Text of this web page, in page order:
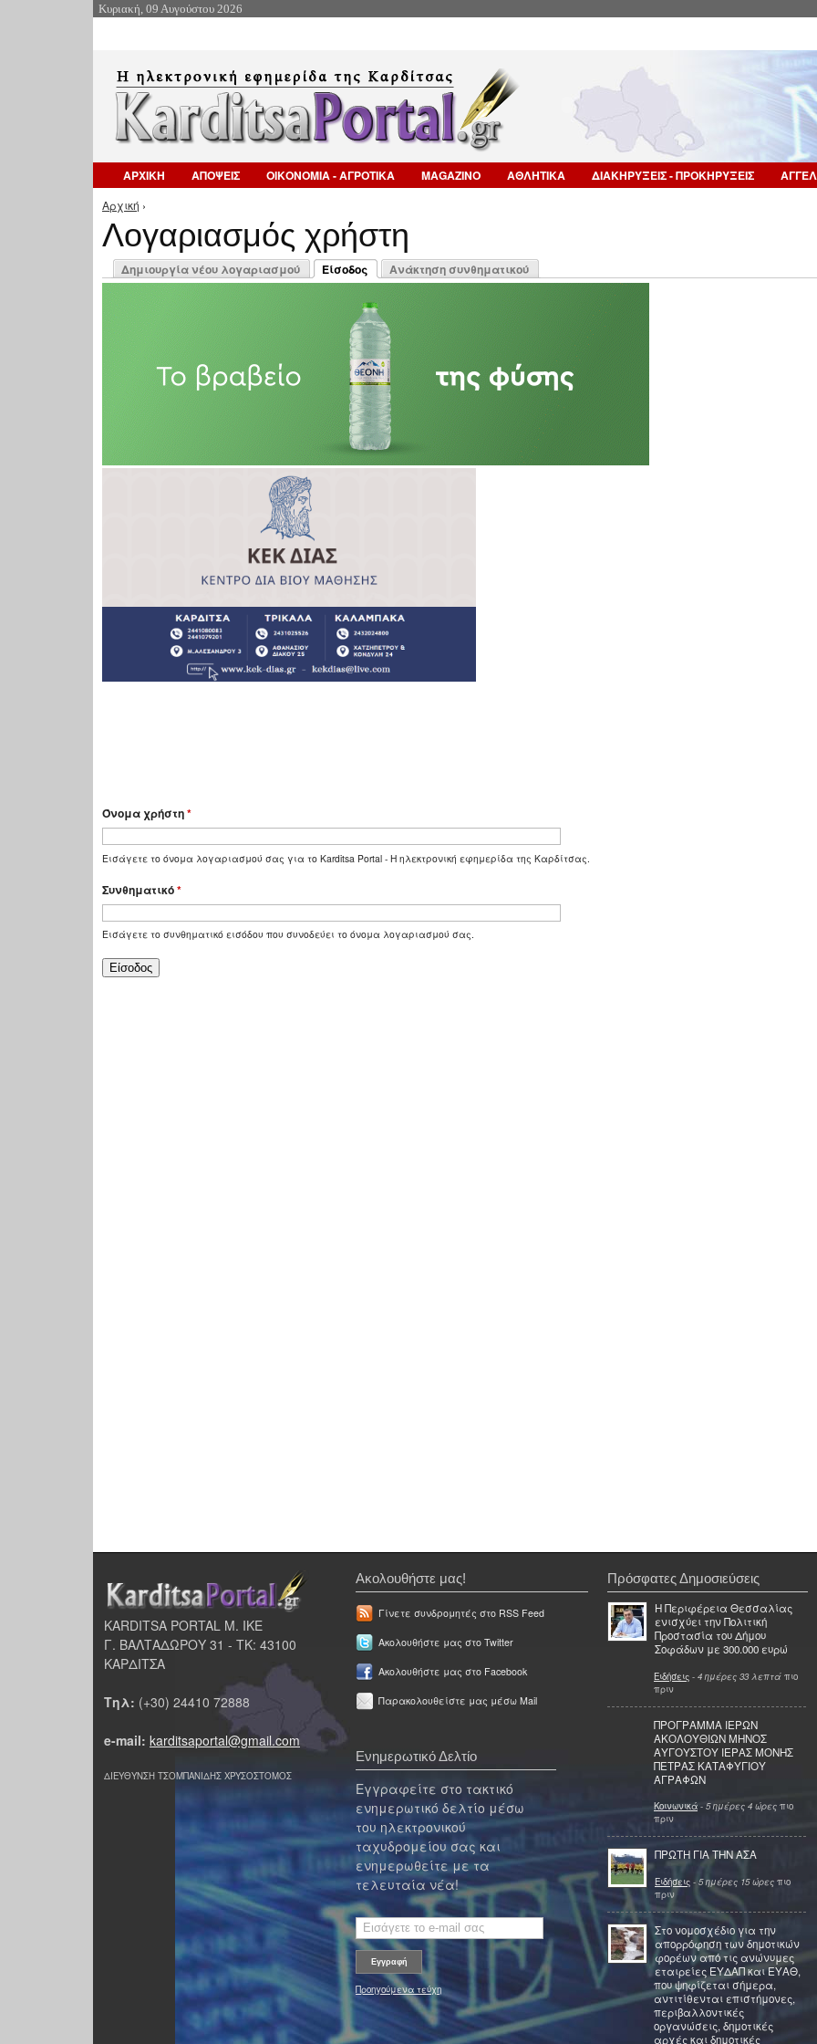
Κυριακή, 09 Αυγούστου 2026
ΑΡΧΙΚΗ ΑΠΟΨΕΙΣ ΟΙΚΟΝΟΜΙΑ - ΑΓΡΟΤΙΚΑ MAGAZINO ΑΘΛΗΤΙΚΑ ΔΙΑΚΗΡΥΞΕΙΣ - ΠΡΟΚΗΡΥΞΕΙΣ
Είστε εδώ
Αρχική ›
Λογαριασμός χρήστη
Πρωτεύουσες καρτέλες
Δημιουργία νέου λογαριασμού
Είσοδος
(ενεργή καρτέλα)
Ανάκτηση συνθηματικού
Όνομα χρήστη*
Εισάγετε το όνομα λογαριασμού σας για το Karditsa Portal - Η ηλεκτρονική εφημερίδα της Καρδίτσας.
Συνθηματικό*
Εισάγετε το συνθηματικό εισόδου που συνοδεύει το όνομα λογαριασμού σας.
KARDITSA PORTAL Μ. ΙΚΕ
Γ. ΒΑΛΤΑΔΩΡΟΥ 31 - ΤΚ: 43100
ΚΑΡΔΙΤΣΑ
Τηλ: (+30) 24410 72888
e-mail: karditsaportal@gmail.com
ΔΙΕΥΘΥΝΣΗ ΤΣΟΜΠΑΝΙΔΗΣ ΧΡΥΣΟΣΤΟΜΟΣ
Ακολουθήστε μας!
Γίνετε συνδρομητές στο RSS Feed
Ακολουθήστε μας στο Twitter
Ακολουθήστε μας στο Facebook
Παρακολουθείστε μας μέσω Mail
Ενημερωτικό Δελτίο
Εγγραφείτε στο τακτικό
ενημερωτικό δελτίο μέσω
του ηλεκτρονικού
ταχυδρομείου σας και
ενημερωθείτε με τα
τελευταία νέα!
Προηγούμενα τεύχη
Πρόσφατες Δημοσιεύσεις
Η Περιφέρεια Θεσσαλίας
ενισχύει την Πολιτική
Προστασία του Δήμου
Σοφάδων με 300.000 ευρώ
Ειδήσεις - 4 ημέρες 33 λεπτά πιο
πριν
ΠΡΟΓΡΑΜΜΑ ΙΕΡΩΝ
ΑΚΟΛΟΥΘΙΩΝ ΜΗΝΟΣ
ΑΥΓΟΥΣΤΟΥ ΙΕΡΑΣ ΜΟΝΗΣ
ΠΕΤΡΑΣ ΚΑΤΑΦΥΓΙΟΥ
ΑΓΡΑΦΩΝ
Κοινωνικά - 5 ημέρες 4 ώρες πιο
πριν
ΠΡΩΤΗ ΓΙΑ ΤΗΝ ΑΣΑ
Ειδήσεις - 5 ημέρες 15 ώρες πιο
πριν
Στο νομοσχέδιο για την
απορρόφηση των δημοτικών
φορέων από τις ανώνυμες
εταιρείες ΕΥΔΑΠ και ΕΥΑΘ,
που ψηφίζεται σήμερα,
αντιτίθενται επιστήμονες,
περιβαλλοντικές
οργανώσεις, δημοτικές
αρχές και δημοτικές